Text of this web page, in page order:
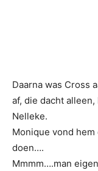
Daarna was Cross
af, die dacht
Nelleke.
Monique vond
doen….
Mmmm….man